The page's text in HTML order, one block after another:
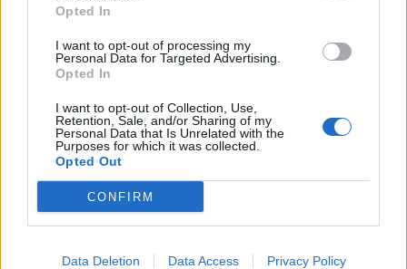
Opted In
I want to opt-out of processing my
Personal Data for Targeted Advertising.
Opted In
I want to opt-out of Collection, Use,
Retention, Sale, and/or Sharing of my
Personal Data that Is Unrelated with the
Purposes for which it was collected.
Opted Out
CONFIRM
Data Deletion Data Access Privacy Policy
Nissan prepara mudança histórica no
BYVIRGILIO MACHADO 05/08/2026